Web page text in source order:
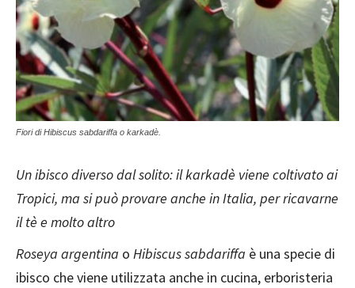
Fiori di Hibiscus sabdariffa o karkadè.
Un ibisco diverso dal solito: il karkadè viene coltivato ai
Tropici, ma si può provare anche in Italia, per ricavarne
il tè e molto altro
Roseya argentina o Hibiscus sabdariffa è una specie di
ibisco che viene utilizzata anche in cucina, erboristeria